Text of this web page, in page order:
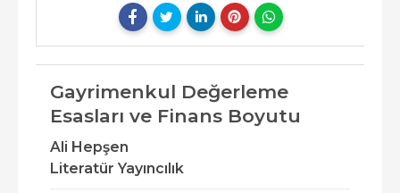
Gayrimenkul Değerleme
Esasları ve Finans Boyutu
Ali Hepşen
Literatür Yayıncılık